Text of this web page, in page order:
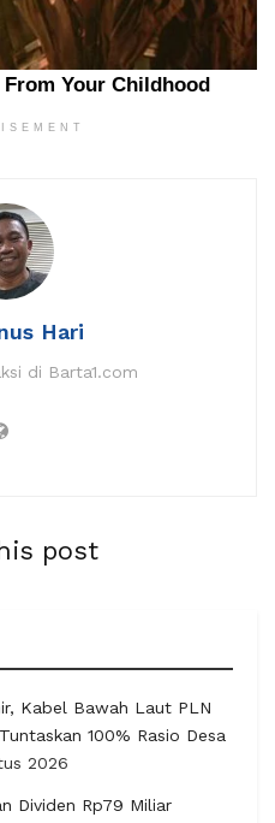
Hari
di Barta1.com
post
Kabel Bawah Laut PLN
100% Rasio Desa
2026
Dividen Rp79 Miliar